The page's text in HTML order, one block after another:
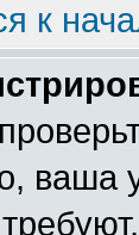
к
ваша